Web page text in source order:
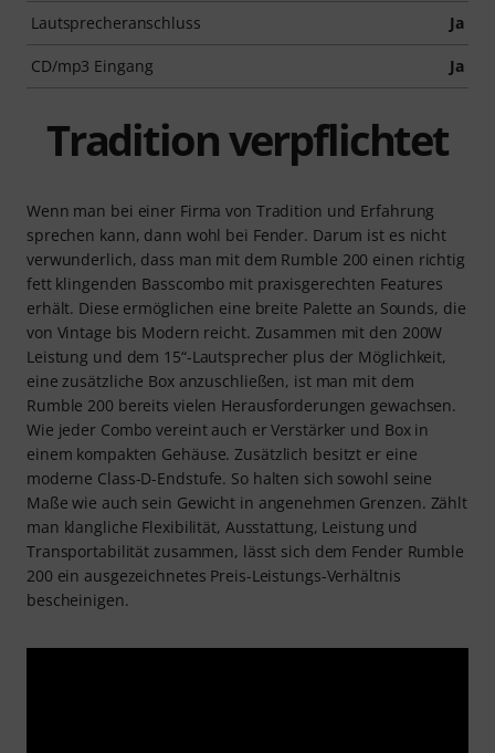
Lautsprecheranschluss Ja
CD/mp3 Eingang Ja
Tradition verpflichtet
Wenn man bei einer Firma von Tradition und Erfahrung
sprechen kann, dann wohl bei Fender. Darum ist es nicht
verwunderlich, dass man mit dem Rumble 200 einen richtig
fett klingenden Basscombo mit praxisgerechten Features
erhält. Diese ermöglichen eine breite Palette an Sounds, die
von Vintage bis Modern reicht. Zusammen mit den 200W
Leistung und dem 15“-Lautsprecher plus der Möglichkeit,
eine zusätzliche Box anzuschließen, ist man mit dem
Rumble 200 bereits vielen Herausforderungen gewachsen.
Wie jeder Combo vereint auch er Verstärker und Box in
einem kompakten Gehäuse. Zusätzlich besitzt er eine
moderne Class-D-Endstufe. So halten sich sowohl seine
Maße wie auch sein Gewicht in angenehmen Grenzen. Zählt
man klangliche Flexibilität, Ausstattung, Leistung und
Transportabilität zusammen, lässt sich dem Fender Rumble
200 ein ausgezeichnetes Preis-Leistungs-Verhältnis
bescheinigen.